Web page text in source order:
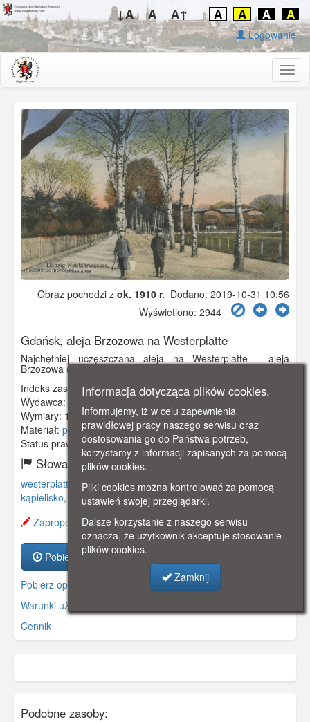
↓A A A↑ A A A A
Logowanie
Obraz pochodzi z ok. 1910 r. Dodano: 2019-10-31 10:56
Wyświetlono: 2944
Gdańsk, aleja Brzozowa na Westerplatte
Najchętniej uczęszczana aleja na Westerplatte - aleja
Brzozowa (Birkenallee).
Indeks zasobu:GSP00873
Wydawca:
Clara Bernthal, Danzig
Wymiary: 138 x 86 mm
Materiał: pocztówka
Status prawny:Użycie Niekomercyjne
Słowa kluczowe:
westerplatte brzozowa,aleja,birkenallee,kurort,
kąpielisko,
Zaproponuj zmianę opisu.
Pobierz zasób
Pobierz opis
Warunki używania zasobów.
Cennik
Podobne zasoby:
Informacja dotycząca plików cookies.
Informujemy, iż w celu zapewnienia
prawidłowej pracy naszego serwisu oraz
dostosowania go do Państwa potrzeb,
korzystamy z informacji zapisanych za pomocą
plików cookies.
Pliki cookies można kontrolować za pomocą
ustawień swojej przeglądarki.
Dalsze korzystanie z naszego serwisu
oznacza, że użytkownik akceptuje stosowanie
plików cookies.
Zamknij